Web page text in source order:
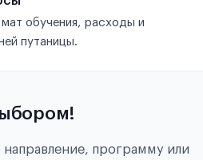
обучения, расходы и
путаницы.
направление, программу или